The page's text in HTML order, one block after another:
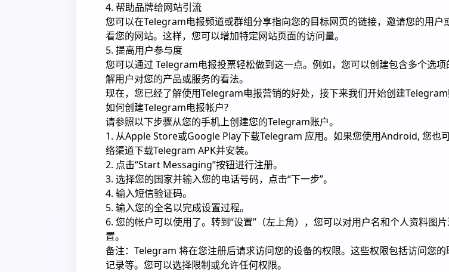
4. 帮助品牌给网站引流
您可以在Telegram电报频道或群组分享指向您的目标网页的链接，邀请您的用户
看您的网站。这样，您可以增加特定网站页面的访问量。
5. 提高用户参与度
您可以通过 Telegram电报投票轻松做到这一点。例如，您可以创建包含多个选项
解用户对您的产品或服务的看法。
现在，您已经了解使用Telegram电报营销的好处，接下来我们开始创建Telegram
如何创建Telegram电报帐户?
请参照以下步骤从您的手机上创建您的Telegram账户。
1. 从Apple Store或Google Play下载Telegram 应用。如果您使用Android, 您也
络渠道下载Telegram APK并安装。
2. 点击“Start Messaging”按钮进行注册。
3. 选择您的国家并输入您的电话号码，点击“下一步”。
4. 输入短信验证码。
5. 输入您的全名以完成设置过程。
6. 您的帐户可以使用了。转到“设置”（左上角），您可以对用户名和个人资料图
置。
备注：Telegram 将在您注册后请求访问您的设备的权限。这些权限包括访问您
记录等。您可以选择限制或允许任何权限。